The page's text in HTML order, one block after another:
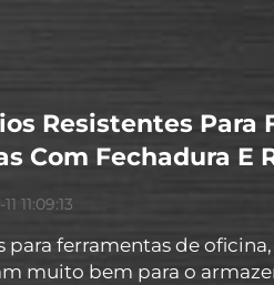
Resistentes Para
Com Fechadura E
11:09:13
para ferramentas de
muito bem para o